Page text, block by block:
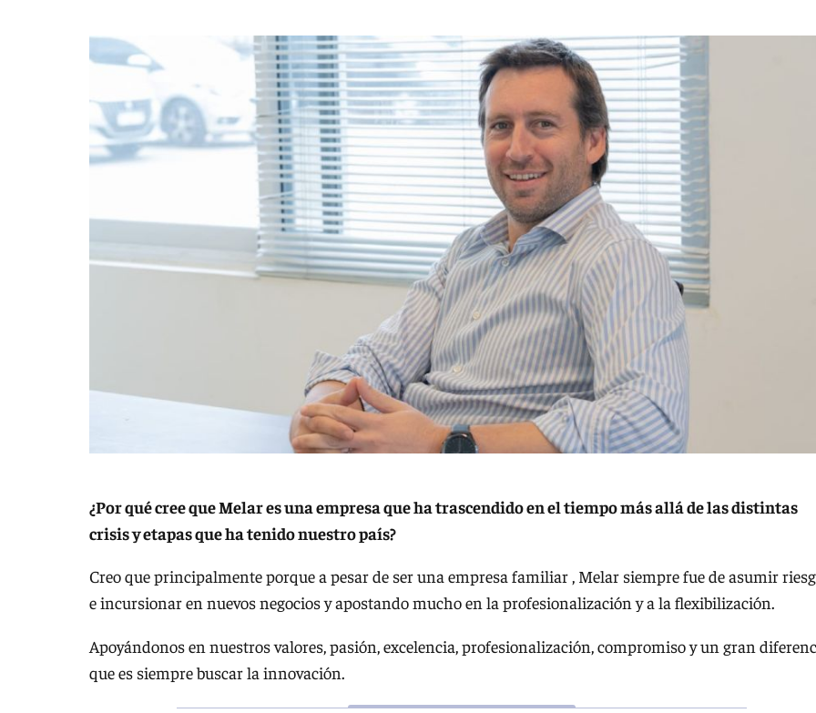
¿Por qué cree que Melar es una empresa que ha trascendido en el tiempo más allá de las distintas
crisis y etapas que ha tenido nuestro país?
Creo que principalmente porque a pesar de ser una empresa familiar , Melar siempre fue de asumir
e incursionar en nuevos negocios y apostando mucho en la profesionalización y a la flexibilización.
Apoyándonos en nuestros valores, pasión, excelencia, profesionalización, compromiso y un gran
que es siempre buscar la innovación.